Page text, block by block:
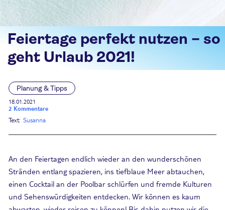
Feiertage perfekt nutzen – so
geht Urlaub 2021!
Planung & Tipps
18.01.2021
2 Kommentare
Text: Susanna
An den Feiertagen endlich wieder an den wunderschönen
Stränden entlang spazieren, ins tiefblaue Meer abtauchen,
einen Cocktail an der Poolbar schlürfen und fremde Kulturen
und Sehenswürdigkeiten entdecken. Wir können es kaum